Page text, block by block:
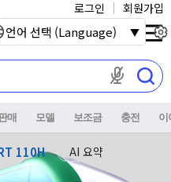
동차
니다.
마이크 권한이
로그인 회원가입
매 모델 보조금 충전 이
110H AI 요약
언어 선택 (Language)